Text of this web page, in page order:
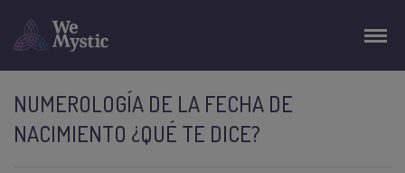
NUMEROLOGÍA DE LA FECHA DE
NACIMIENTO ¿QUÉ TE DICE?